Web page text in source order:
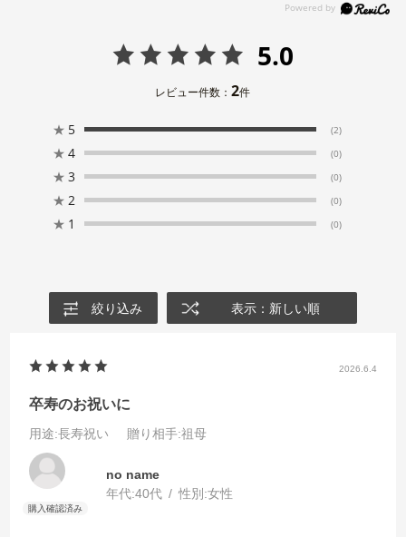
5.0
レビュー件数：2件
★ 5 (2)
★ 4 (0)
★ 3 (0)
★ 2 (0)
★ 1 (0)
絞り込み 表示：新しい順
2026.6.4
卒寿のお祝いに
用途:長寿祝い 贈り相手:祖母
no name
年代:40代 性別:女性